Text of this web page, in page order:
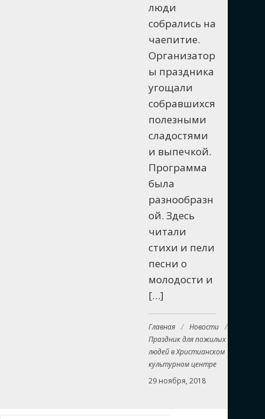
люди
собрались на
чаепитие.
Организатор
ы праздника
угощали
собравшихся
полезными
сладостями
и выпечкой.
Программа
была
разнообразн
ой. Здесь
читали
стихи и пели
песни о
молодости и
[…]
Главная / Новости /
Праздник для пожилых
людей в Христианском
культурном центре
29 ноября, 2018